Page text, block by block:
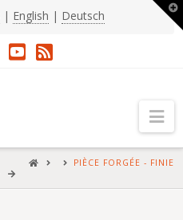
| English | Deutsch
HOME PIÈCE FORGÉE - FINIE